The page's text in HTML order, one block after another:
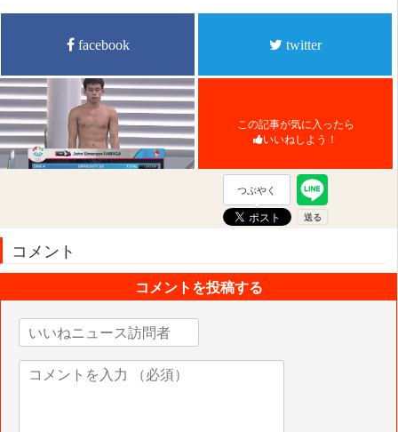
facebook twitter
この記事が気に入ったら
いいねしよう！
つぶやく
コメント
コメントを投稿する